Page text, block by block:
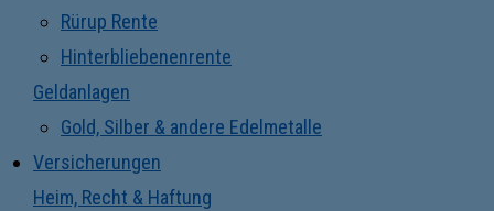
Rürup Rente
Hinterbliebenenrente
Geldanlagen
Gold, Silber & andere Edelmetalle
Versicherungen
Heim, Recht & Haftung